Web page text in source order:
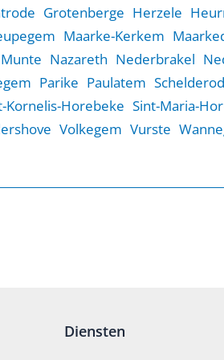
Grotenberge Herzele
Maarke-Kerkem
Munte Nazareth Nederbrakel
Parike Paulatem
Kornelis-Horebeke Sint-Maria-
Volkegem Vurste
Diensten